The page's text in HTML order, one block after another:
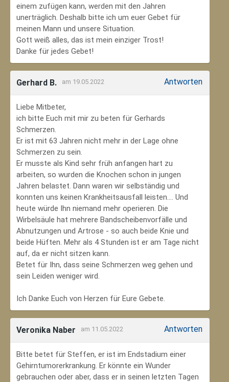
einem zufügen kann, werden mit den Jahren
unerträglich. Deshalb bitte ich um euer Gebet für
meinen Mann und unsere Situation.
Gott weiß alles, das ist mein einziger Trost!
Danke für jedes Gebet!
Gerhard B. am 19.05.2022 Antworten
Liebe Mitbeter,
ich bitte Euch mit mir zu beten für Gerhards
Schmerzen.
Er ist mit 63 Jahren nicht mehr in der Lage ohne
Schmerzen zu sein.
Er musste als Kind sehr früh anfangen hart zu
arbeiten, so wurden die Knochen schon in jungen
Jahren belastet. Dann waren wir selbständig und
konnten uns keinen Krankheitsausfall leisten.... Und
heute würde Ihn niemand mehr operieren. Die
Wirbelsäule hat mehrere Bandscheibenvorfälle und
Abnutzungen und Artrose - so auch beide Knie und
beide Hüften. Mehr als 4 Stunden ist er am Tage nicht
auf, da er nicht sitzen kann.
Betet für Ihn, dass seine Schmerzen weg gehen und
sein Leiden weniger wird.
Ich Danke Euch von Herzen für Eure Gebete.
Veronika Naber am 11.05.2022 Antworten
Bitte betet für Steffen, er ist im Endstadium einer
Gehirntumorerkrankung. Er könnte ein Wunder
gebrauchen oder aber, dass er in seinen letzten Tagen